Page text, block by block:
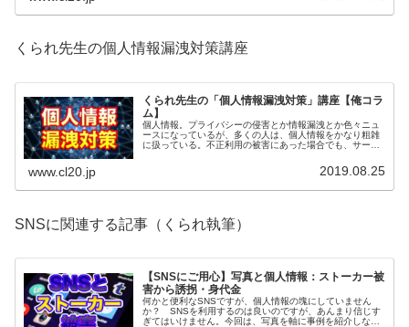
くられ先生の個人情報漏洩対策講座
くられ先生の「個人情報漏洩対策」講座【俺コラ
ム】
個人情報。プライバシーの侵害とか情報漏洩とか色々ニュ
ースになっているが、多くの人は、個人情報をかなり粗雑
に扱っている。不正利用の被害にあった場合でも、サービ
www.cl20.jp 2019.08.25
SNSに関連する記事（くられ執筆）
【SNSにご用心】写真と個人情報：ストーカー被
害から誘拐・身代金
何かと便利なSNSですが、個人情報の塊にしていません
か？ SNSを利用するのは良いのですが、あんまり信じす
ぎてはいけません。今回は、写真を軸に事例を紹介しなが